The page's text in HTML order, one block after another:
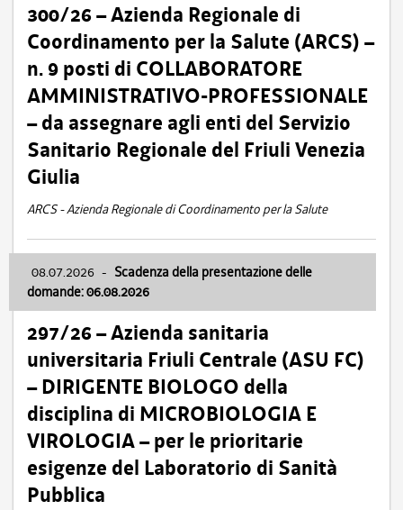
300/26 – Azienda Regionale di
Coordinamento per la Salute (ARCS) –
n. 9 posti di COLLABORATORE
AMMINISTRATIVO-PROFESSIONALE
– da assegnare agli enti del Servizio
Sanitario Regionale del Friuli Venezia
Giulia
ARCS - Azienda Regionale di Coordinamento per la Salute
08.07.2026 - Scadenza della presentazione delle
domande: 06.08.2026
297/26 – Azienda sanitaria
universitaria Friuli Centrale (ASU FC)
– DIRIGENTE BIOLOGO della
disciplina di MICROBIOLOGIA E
VIROLOGIA – per le prioritarie
esigenze del Laboratorio di Sanità
Pubblica